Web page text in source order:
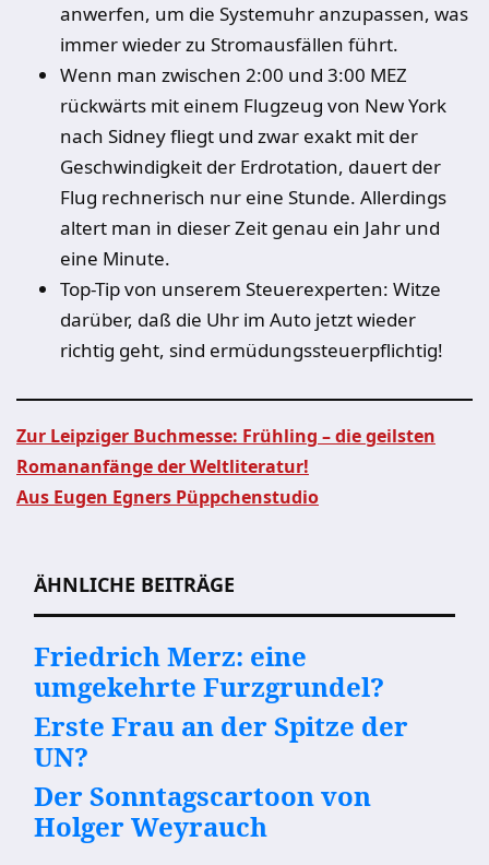
anwerfen, um die Systemuhr anzupassen, was
immer wieder zu Stromausfällen führt.
Wenn man zwischen 2:00 und 3:00 MEZ
rückwärts mit einem Flugzeug von New York
nach Sidney fliegt und zwar exakt mit der
Geschwindigkeit der Erdrotation, dauert der
Flug rechnerisch nur eine Stunde. Allerdings
altert man in dieser Zeit genau ein Jahr und
eine Minute.
Top-Tip von unserem Steuerexperten: Witze
darüber, daß die Uhr im Auto jetzt wieder
richtig geht, sind ermüdungssteuerpflichtig!
Beitragsnavigation
Zur Leipziger Buchmesse: Frühling – die geilsten
Romananfänge der Weltliteratur!
Aus Eugen Egners Püppchenstudio
ÄHNLICHE BEITRÄGE
Friedrich Merz: eine
umgekehrte Furzgrundel?
Erste Frau an der Spitze der
UN?
Der Sonntagscartoon von
Holger Weyrauch